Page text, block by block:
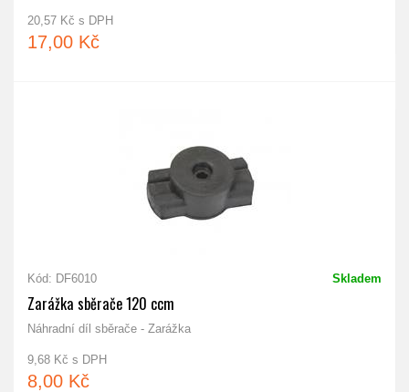
20,57 Kč s DPH
17,00 Kč
Kód: DF6010 Skladem
Zarážka sběrače 120 ccm
Náhradní díl sběrače - Zarážka
9,68 Kč s DPH
8,00 Kč